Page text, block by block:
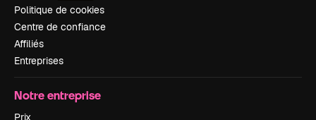
Politique de cookies
Centre de confiance
Affiliés
Entreprises
Notre entreprise
Prix